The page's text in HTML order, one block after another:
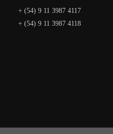
+ (54) 9 11 3987 4117
+ (54) 9 11 3987 4118